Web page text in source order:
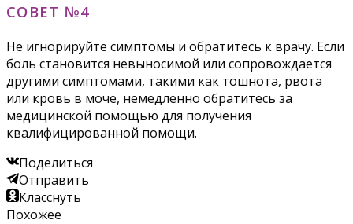
СОВЕТ №4
Не игнорируйте симптомы и обратитесь к врачу. Если
боль становится невыносимой или сопровождается
другими симптомами, такими как тошнота, рвота
или кровь в моче, немедленно обратитесь за
медицинской помощью для получения
квалифицированной помощи.
Поделиться
Отправить
Класснуть
Похожее